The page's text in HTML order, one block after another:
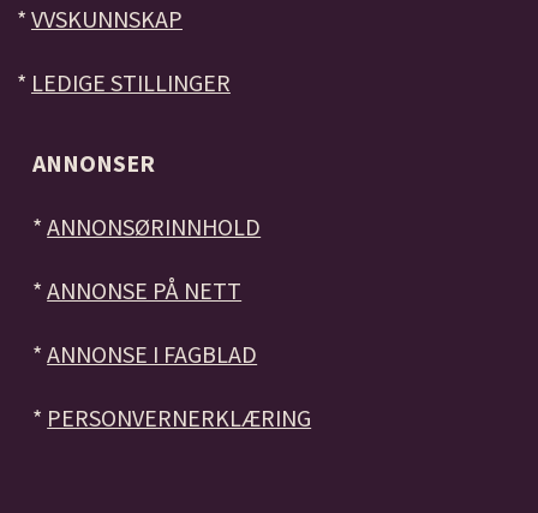
* VVSKUNNSKAP
* LEDIGE STILLINGER
ANNONSER
*ANNONSØRINNHOLD
*ANNONSE PÅ NETT
*ANNONSE I FAGBLAD
* PERSONVERNERKLÆRING